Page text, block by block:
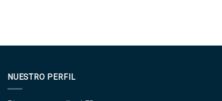
NUESTRO PERFIL